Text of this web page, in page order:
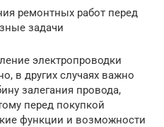
ремонтных работ перед
задачи
электропроводки
в других случаях важно
залегания провода,
перед покупкой
функции и возможности